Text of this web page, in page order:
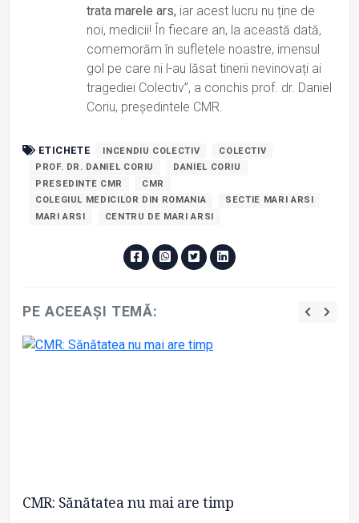
trata marele ars, iar acest lucru nu ține de
noi, medicii! În fiecare an, la această dată,
comemorăm în sufletele noastre, imensul
gol pe care ni l-au lăsat tinerii nevinovați ai
tragediei Colectiv”, a conchis prof. dr. Daniel
Coriu, președintele CMR.
ETICHETE INCENDIU COLECTIV
COLECTIV
PROF. DR. DANIEL CORIU
DANIEL CORIU
PRESEDINTE CMR
CMR
COLEGIUL MEDICILOR DIN ROMANIA
SECTIE MARI ARSI
MARI ARSI
CENTRU DE MARI ARSI
PE ACEEAȘI TEMĂ:
CMR: Sănătatea nu mai are timp